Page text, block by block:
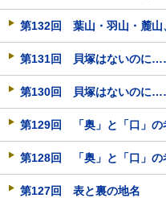
第132回 葉山・羽山・麓山
第131回 貝塚はないのに
第130回 貝塚はないのに
第129回 「奥」と「口」の
第128回 「奥」と「口」の
第127回 表と裏の地名